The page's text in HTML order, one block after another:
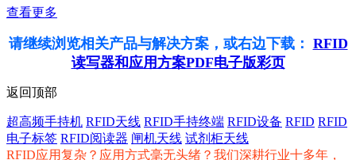
查看更多
请继续浏览相关产品与解决方案，或右边下载： RFID
读写器和应用方案PDF电子版彩页
返回顶部
超高频手持机 RFID天线 RFID手持终端 RFID设备 RFID RFID
电子标签 RFID阅读器 闸机天线 试剂柜天线
RFID应用复杂？应用方式毫无头绪？我们深耕行业十多年，